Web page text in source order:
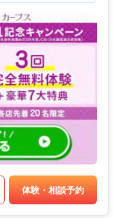
体験・相談予約